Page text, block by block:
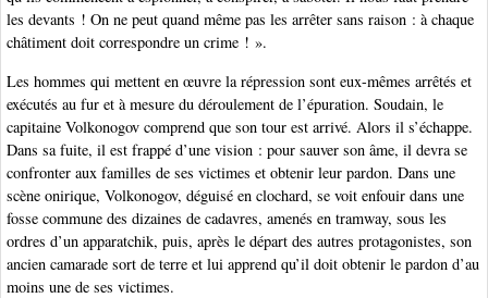
les devants ! On ne peut quand même pas les arrêter sans raison : à chaque
châtiment doit correspondre un crime ! ».
Les hommes qui mettent en œuvre la répression sont eux-mêmes arrêtés et
exécutés au fur et à mesure du déroulement de l’épuration. Soudain, le
capitaine Volkonogov comprend que son tour est arrivé. Alors il s’échappe.
Dans sa fuite, il est frappé d’une vision : pour sauver son âme, il devra se
confronter aux familles de ses victimes et obtenir leur pardon. Dans une
scène onirique, Volkonogov, déguisé en clochard, se voit enfouir dans une
fosse commune des dizaines de cadavres, amenés en tramway, sous les
ordres d’un apparatchik, puis, après le départ des autres protagonistes, son
ancien camarade sort de terre et lui apprend qu’il doit obtenir le pardon d’au
moins une de ses victimes.